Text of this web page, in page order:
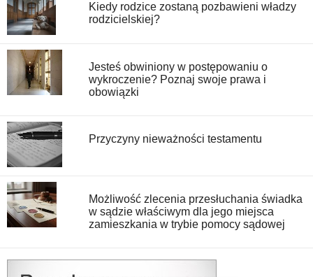
Kiedy rodzice zostaną pozbawieni władzy
rodzicielskiej?
Jesteś obwiniony w postępowaniu o
wykroczenie? Poznaj swoje prawa i
obowiązki
Przyczyny nieważności testamentu
Możliwość zlecenia przesłuchania świadka
w sądzie właściwym dla jego miejsca
zamieszkania w trybie pomocy sądowej